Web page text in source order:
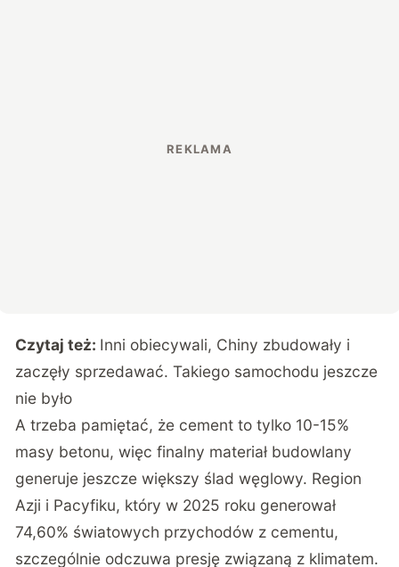
Czytaj też: Inni obiecywali, Chiny zbudowały i
zaczęły sprzedawać. Takiego samochodu jeszcze
nie było
A trzeba pamiętać, że cement to tylko 10-15%
masy betonu, więc finalny materiał budowlany
generuje jeszcze większy ślad węglowy. Region
Azji i Pacyfiku, który w 2025 roku generował
74,60% światowych przychodów z cementu,
szczególnie odczuwa presję związaną z klimatem.